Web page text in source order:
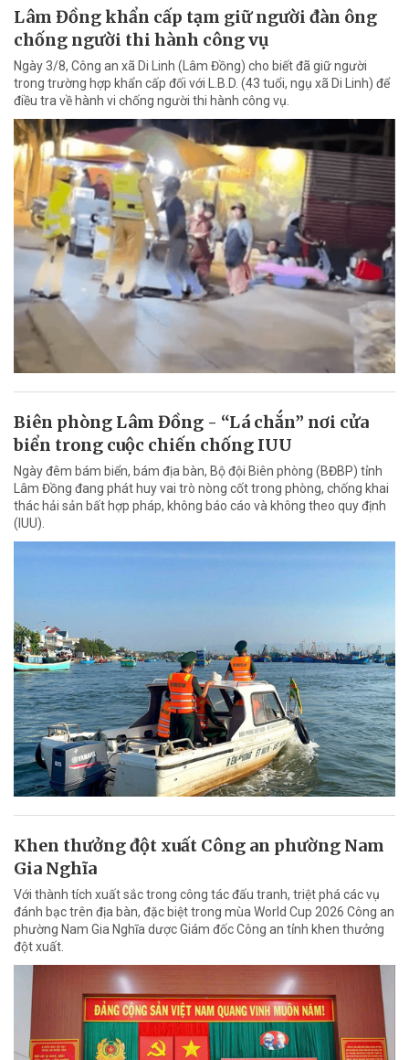
Lâm Đồng khẩn cấp tạm giữ người đàn ông
chống người thi hành công vụ
Ngày 3/8, Công an xã Di Linh (Lâm Đồng) cho biết đã giữ người
trong trường hợp khẩn cấp đối với L.B.D. (43 tuổi, ngụ xã Di Linh) để
điều tra về hành vi chống người thi hành công vụ.
Biên phòng Lâm Đồng - “Lá chắn” nơi cửa
biển trong cuộc chiến chống IUU
Ngày đêm bám biển, bám địa bàn, Bộ đội Biên phòng (BĐBP) tỉnh
Lâm Đồng đang phát huy vai trò nòng cốt trong phòng, chống khai
thác hải sản bất hợp pháp, không báo cáo và không theo quy định
(IUU).
Khen thưởng đột xuất Công an phường Nam
Gia Nghĩa
Với thành tích xuất sắc trong công tác đấu tranh, triệt phá các vụ
đánh bạc trên địa bàn, đặc biệt trong mùa World Cup 2026 Công an
phường Nam Gia Nghĩa dược Giám đốc Công an tỉnh khen thưởng
đột xuất.